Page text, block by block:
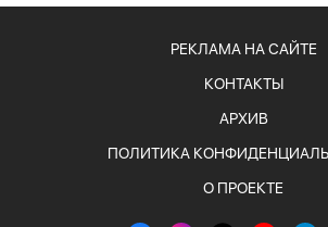
РЕКЛАМА НА САЙТЕ
КОНТАКТЫ
АРХИВ
ПОЛИТИКА
О ПРОЕКТЕ